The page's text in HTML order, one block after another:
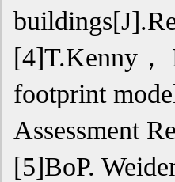
[4]T.Kenny，
footprint
Assessment
[5]BoP.